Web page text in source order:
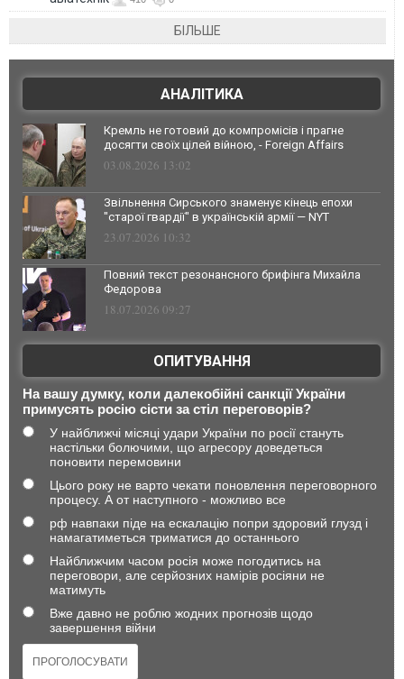
БІЛЬШЕ
АНАЛІТИКА
Кремль не готовий до компромісів і прагне
досягти своїх цілей війною, - Foreign Affairs
03.08.2026 13:02
Звільнення Сирського знаменує кінець епохи
"старої гвардії" в українській армії — NYT
23.07.2026 10:32
Повний текст резонансного брифінга Михайла
Федорова
18.07.2026 09:27
ОПИТУВАННЯ
На вашу думку, коли далекобійні санкції України
примусять росію сісти за стіл переговорів?
У найближчі місяці удари України по росії стануть
настільки болючими, що агресору доведеться
поновити перемовини
Цього року не варто чекати поновлення переговорного
процесу. А от наступного - можливо все
рф навпаки піде на ескалацію попри здоровий глузд і
намагатиметься триматися до останнього
Найближчим часом росія може погодитись на
переговори, але серйозних намірів росіяни не
матимуть
Вже давно не роблю жодних прогнозів щодо
завершення війни